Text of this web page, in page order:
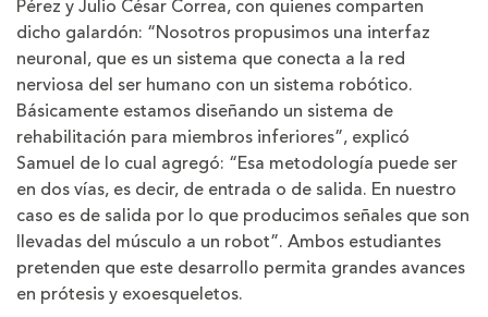
Pérez y Julio César Correa, con quienes comparten
dicho galardón: “Nosotros propusimos una interfaz
neuronal, que es un sistema que conecta a la red
nerviosa del ser humano con un sistema robótico.
Básicamente estamos diseñando un sistema de
rehabilitación para miembros inferiores”, explicó
Samuel de lo cual agregó: “Esa metodología puede ser
en dos vías, es decir, de entrada o de salida. En nuestro
caso es de salida por lo que producimos señales que son
llevadas del músculo a un robot”. Ambos estudiantes
pretenden que este desarrollo permita grandes avances
en prótesis y exoesqueletos.